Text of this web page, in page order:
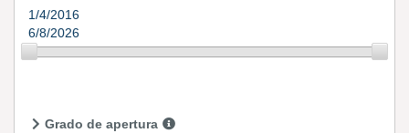
1/4/2016
6/8/2026
Grado de apertura